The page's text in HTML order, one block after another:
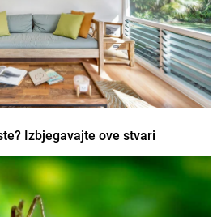
Izbjegavajte ove stvari